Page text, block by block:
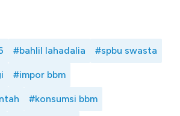
#bahlil lahadalia #spbu swasta
#impor bbm
#konsumsi bbm